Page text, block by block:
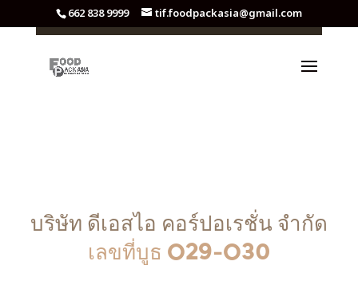
662 838 9999 tif.foodpackasia@gmail.com
บริษัท ดีเอสไอ คอร์ปอเรชั่น จำกัด
เลขที่บูธ O29-O30